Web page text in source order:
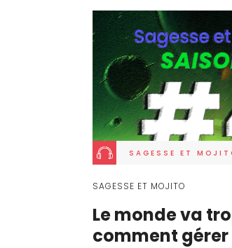
SAGESSE ET
SAGESSE ET MOJITO
Le monde va
comment gérer